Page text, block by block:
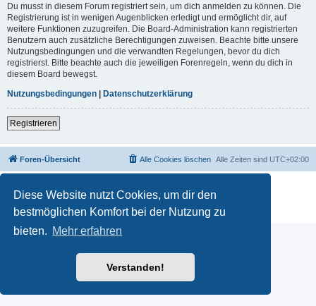
Diese Website nutzt Cookies, um dir den
bestmöglichen Komfort bei der Nutzung zu
bieten. Mehr erfahren
Verstanden!
Du musst in diesem Forum registriert sein, um dich anmelden zu können. Die
Registrierung ist in wenigen Augenblicken erledigt und ermöglicht dir, auf
weitere Funktionen zuzugreifen. Die Board-Administration kann registrierten
Benutzern auch zusätzliche Berechtigungen zuweisen. Beachte bitte unsere
Nutzungsbedingungen und die verwandten Regelungen, bevor du dich
registrierst. Bitte beachte auch die jeweiligen Forenregeln, wenn du dich in
diesem Board bewegst.
Nutzungsbedingungen | Datenschutzerklärung
Registrieren
Foren-Übersicht Alle Zeiten sind UTC+02:00
Alle Cookies löschen
Deutsche Übersetzung durch
phpBB.de
Datenschutz|Nutzungsbedingungen